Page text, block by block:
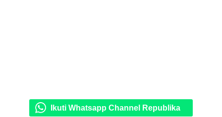
Ikuti Whatsapp Channel Republika